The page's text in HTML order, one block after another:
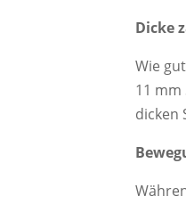
Dicke
Wie
11
dicken